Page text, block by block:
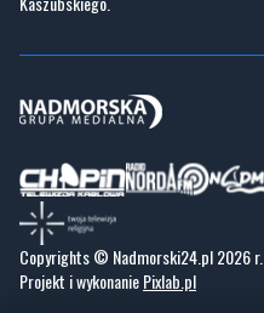
Copyrights © Nadmorski24.pl 2026 r.
Projekt i wykonaniePixlab.pl